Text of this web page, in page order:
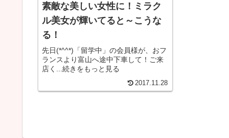
素敵な美しい女性に！ミラク
ル美女が輝いてると～こうな
る！
先日(*^^*)「留学中」の会員様が、おフ
ランスより富山へ途中下車して！ご来
店く...続きをもっと見る
2017.11.28